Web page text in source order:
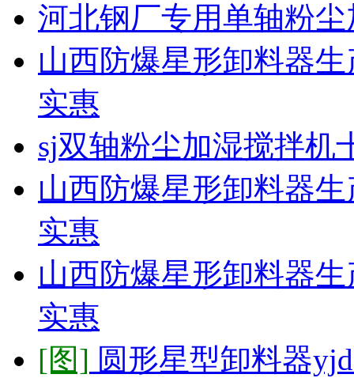
河北钢厂专用单轴粉
山西防爆星形卸料器
实惠
sj双轴粉尘加湿搅拌机
山西防爆星形卸料器
实惠
山西防爆星形卸料器
实惠
[图] 圆形星型卸料器